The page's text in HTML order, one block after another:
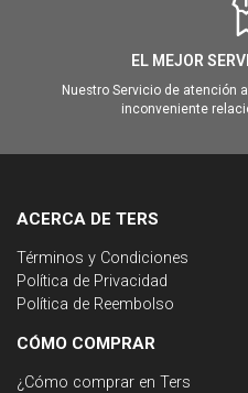
EL MEJOR
Nuestro Servicio de atención
inconveniente
ACERCA DE TERS
Términos y Condiciones
Política de Privacidad
Política de Reembolso
CÓMO COMPRAR
¿Cómo comprar en Ters